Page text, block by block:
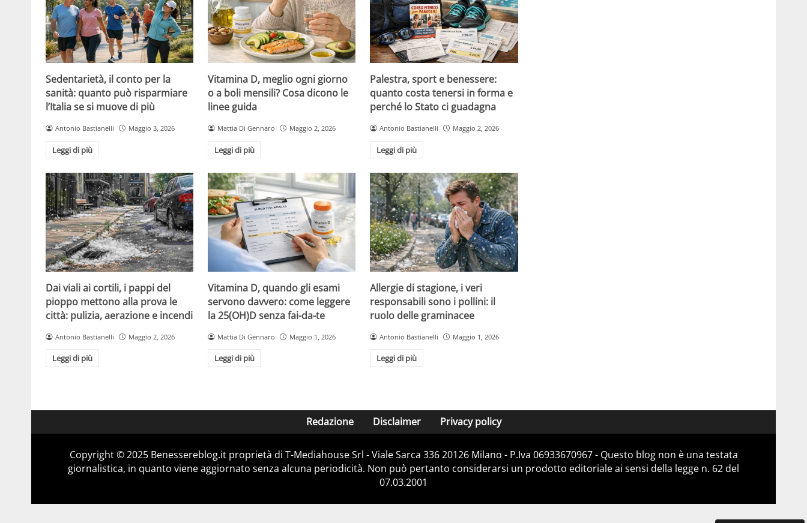
Sedentarietà, il conto per la
sanità: quanto può risparmiare
l’Italia se si muove di più
Antonio Bastianelli Maggio 3, 2026
Leggi di più
Vitamina D, meglio ogni giorno
o a boli mensili? Cosa dicono le
linee guida
Mattia Di Gennaro Maggio 2, 2026
Leggi di più
Palestra, sport e benessere:
quanto costa tenersi in forma e
perché lo Stato ci guadagna
Antonio Bastianelli Maggio 2, 2026
Leggi di più
Dai viali ai cortili, i pappi del
pioppo mettono alla prova le
città: pulizia, aerazione e incendi
Antonio Bastianelli Maggio 2, 2026
Leggi di più
Vitamina D, quando gli esami
servono davvero: come leggere
la 25(OH)D senza fai-da-te
Mattia Di Gennaro Maggio 1, 2026
Leggi di più
Allergie di stagione, i veri
responsabili sono i pollini: il
ruolo delle graminacee
Antonio Bastianelli Maggio 1, 2026
Leggi di più
Redazione Disclaimer Privacy policy
Copyright © 2025 Benessereblog.it proprietà di T-Mediahouse Srl - Viale Sarca 336 20126 Milano - P.Iva 06933670967 - Questo blog non è una testata
giornalistica, in quanto viene aggiornato senza alcuna periodicità. Non può pertanto considerarsi un prodotto editoriale ai sensi della legge n. 62 del
07.03.2001